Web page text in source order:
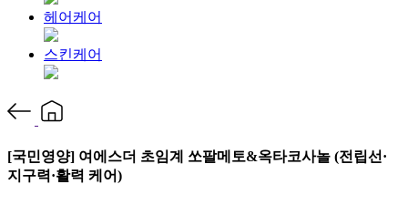
헤어케어
스킨케어
[국민영양] 여에스더 초임계 쏘팔메토&옥타코사놀 (전립선·
지구력·활력 케어)